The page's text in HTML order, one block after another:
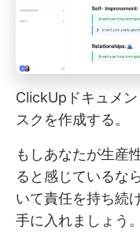
ClickUpドキュメ
スクを作成する。
もしあなたが生産
ると感じているなら
いて責任を持ち続
手に入れましょう